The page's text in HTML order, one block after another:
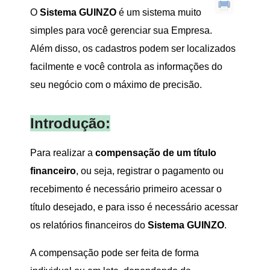
O Sistema GUINZO é um sistema muito
simples para você gerenciar sua Empresa.
Além disso, os cadastros podem ser localizados
facilmente e você controla as informações do
seu negócio com o máximo de precisão.
Introdução:
Para realizar a compensação de um título
financeiro, ou seja, registrar o pagamento ou
recebimento é necessário primeiro acessar o
título desejado, e para isso é necessário acessar
os relatórios financeiros do Sistema GUINZO.
A compensação pode ser feita de forma